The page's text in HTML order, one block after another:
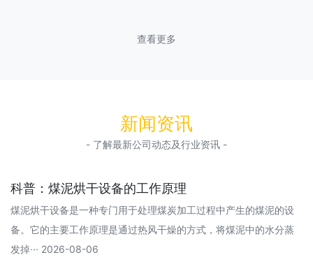
查看更多
新闻资讯
- 了解最新公司动态及行业资讯 -
科普：煤泥烘干设备的工作原理
煤泥烘干设备是一种专门用于处理煤炭加工过程中产生的煤泥的设
备。它的主要工作原理是通过热风干燥的方式，将煤泥中的水分蒸
发掉··· 2026-08-06